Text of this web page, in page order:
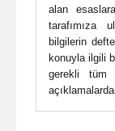
alan
tarafımıza
bilgilerin
konuyla ilgili
gerekli tüm